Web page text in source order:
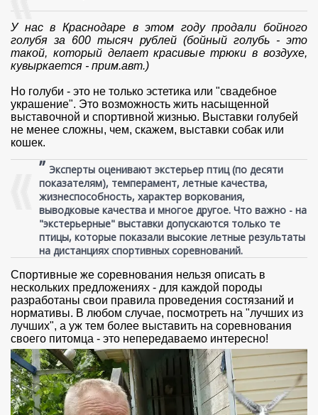
У нас в Краснодаре в этом году продали бойного
голубя за 600 тысяч рублей (бойный голубь - это
такой, который делает красивые трюки в воздухе,
кувыркается - прим.авт.)
Но голуби - это не только эстетика или "свадебное
украшение". Это возможность жить насыщенной
выставочной и спортивной жизнью. Выставки голубей
не менее сложны, чем, скажем, выставки собак или
кошек.
”Эксперты оценивают экстерьер птиц (по десяти
показателям), темперамент, летные качества,
жизнеспособность, характер воркования,
выводковые качества и многое другое. Что важно - на
"экстерьерные" выставки допускаются только те
птицы, которые показали высокие летные результаты
на дистанциях спортивных соревнований.
Спортивные же соревнования нельзя описать в
нескольких предложениях - для каждой породы
разработаны свои правила проведения состязаний и
нормативы. В любом случае, посмотреть на "лучших из
лучших", а уж тем более выставить на соревнования
своего питомца - это непередаваемо интересно!